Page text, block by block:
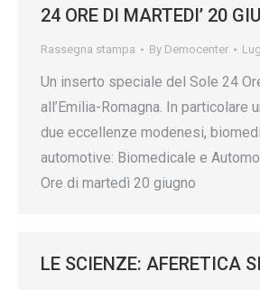
24 ORE DI MARTEDI’ 20
Rassegna stampa By Democenter
Un inserto speciale del Sole 24
all’Emilia-Romagna. In particolare
due eccellenze modenesi,
automotive: Biomedicale e
Ore di martedì 20 giugno
LE SCIENZE: AFERETICA